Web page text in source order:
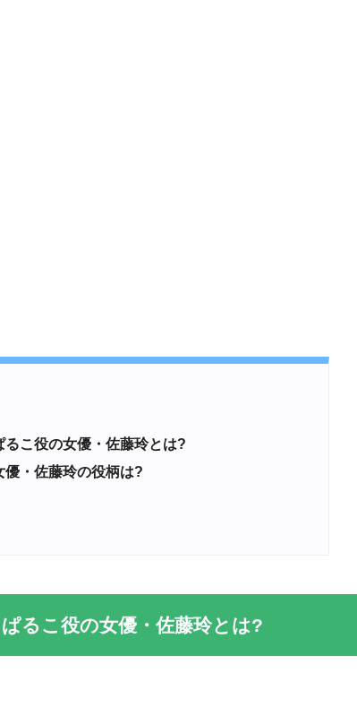
こ役の女優・佐藤玲とは?
・佐藤玲の役柄は?
るこ役の女優・佐藤玲とは?